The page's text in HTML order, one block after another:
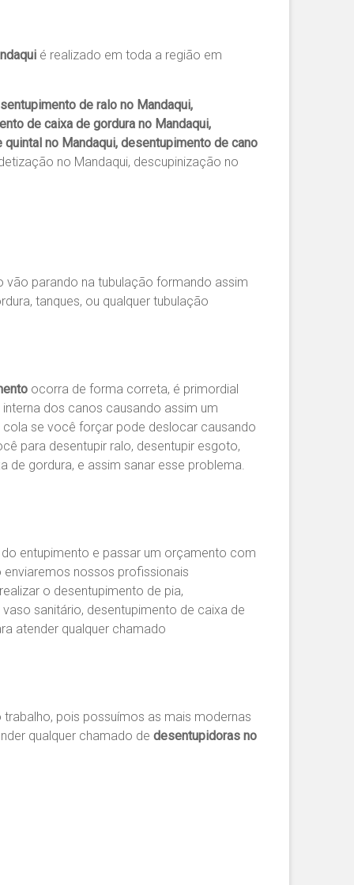
é realizado em toda a região em
de ralo no Mandaqui,
de caixa de gordura no Mandaqui,
no Mandaqui, desentupimento de cano
no Mandaqui, descupinização no
parando na tubulação formando assim
tanques, ou qualquer tubulação
ocorra de forma correta, é primordial
dos canos causando assim um
se você forçar pode deslocar causando
para desentupir ralo, desentupir esgoto,
de gordura, e assim sanar esse problema.
entupimento e passar um orçamento com
nossos profissionais
o desentupimento de pia,
sanitário, desentupimento de caixa de
atender qualquer chamado
pois possuímos as mais modernas
qualquer chamado de desentupidoras no